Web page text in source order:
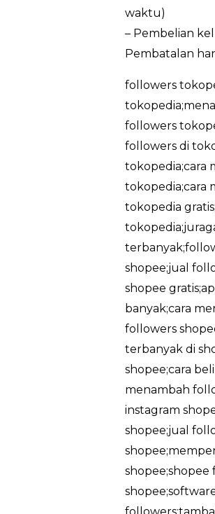
waktu)
– Pembelian
Pembatalan
followers
followers
followers di
tokopedia;cara
tokopedia;cara
tokopedia
shopee;jual
shopee
banyak;cara
followers
terbanyak di
shopee;cara
menambah
instagram
shopee;jual